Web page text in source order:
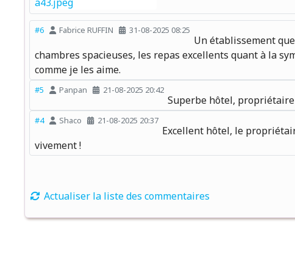
#6 Fabrice RUFFIN 31-08-2025 08:25
Un établissement
chambres spacieuses, les repas excellents quant à la
comme je les aime.
#5 Panpan 21-08-2025 20:42
Superbe hôtel, propriétaire
#4 Shaco 21-08-2025 20:37
Excellent hôtel, le
vivement !
Actualiser la liste des commentaires